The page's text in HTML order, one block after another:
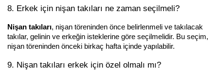
8. Erkek için nişan takıları ne zaman seçilmeli?
Nişan takıları, nişan töreninden önce belirlenmeli ve takılacak
takılar, gelinin ve erkeğin isteklerine göre seçilmelidir. Bu seçim,
nişan töreninden önceki birkaç hafta içinde yapılabilir.
9. Nişan takıları erkek için özel olmalı mı?